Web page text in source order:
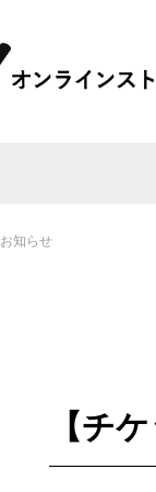
お知らせ
【チ